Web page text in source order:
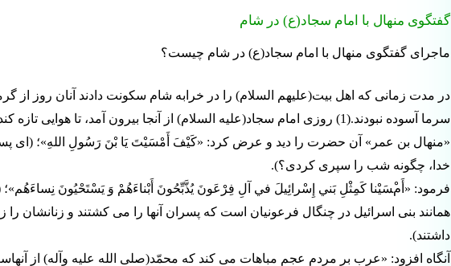
گفتگوی منهال با امام سجاد(ع) در شام
ماجرای گفتگوی منهال با امام سجاد(ع) در شام چیست؟
در مدت زمانى كه اهل بيت(عليهم السلام) را در خرابه شام سكونت دادند آنان روز از
سرما آسوده نبودند.(1) روزى امام سجاد(عليه السلام) از آنجا بيرون آمد، تا هوايى تازه
«منهال بن عمر» آن حضرت را ديد و عرض كرد: «كَيْفَ أَمْسَيْتَ يَا بْنَ رَسُولِ اللهِ»؛ (اى
خدا، چگونه شب را سپرى كردى؟).
فرمود: «أَمْسَيْنا كَمِثْلِ بَني إِسْرائِيلَ في آلِ فِرْعَونَ يُذَّبِّحُونَ أَبْناءَهُمْ وَ يَسْتَحْيُونَ نِساءَهُم»؛
همانند بنى اسرائيل در چنگال فرعونيان است كه پسران آنها را مى كشتند و زنانشان را
داشتند).
آنگاه افزود: «عرب بر مردم عجم مباهات مى كند كه محمّد(صلى الله عليه وآله) از